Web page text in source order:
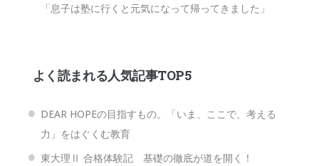
「息子は塾に行くと元気になって帰ってきました」
よく読まれる人気記事TOP5
DEAR HOPEの目指すもの。「いま、ここで、考える
力」をはぐくむ教育
東大理Ⅱ 合格体験記 基礎の徹底が道を開く！